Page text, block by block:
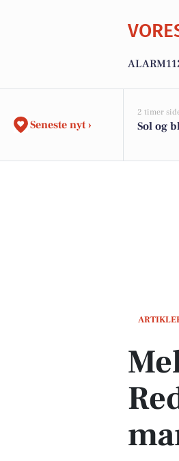
Seneste nyt ›
2 timer
Sol og